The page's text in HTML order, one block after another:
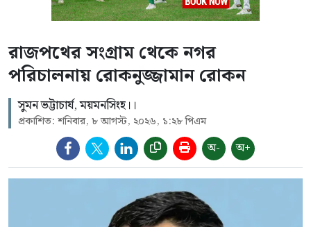
রাজপথের সংগ্রাম থেকে নগর
পরিচালনায় রোকনুজ্জামান রোকন
সুমন ভট্টাচার্য, ময়মনসিংহ।।
প্রকাশিত: শনিবার, ৮ আগস্ট, ২০২৬, ১:২৮ পিএম
অ- অ+